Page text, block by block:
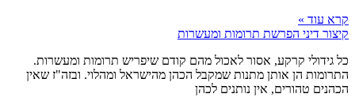
קרא עוד »
קיצור דיני הפרשת תרומות ומעשרות
כל גידולי קרקע, אסור לאכול מהם קודם שיפריש תרומות ומעשרות.
התרומות הן אותן מתנות שמקבל הכהן מהישראל ומהלוי. ובזה"ז שאין
הכהנים טהורים, אין נותנים לכהן